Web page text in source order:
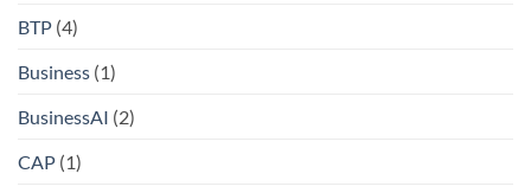
BTP (4)
Business (1)
BusinessAI (2)
CAP (1)